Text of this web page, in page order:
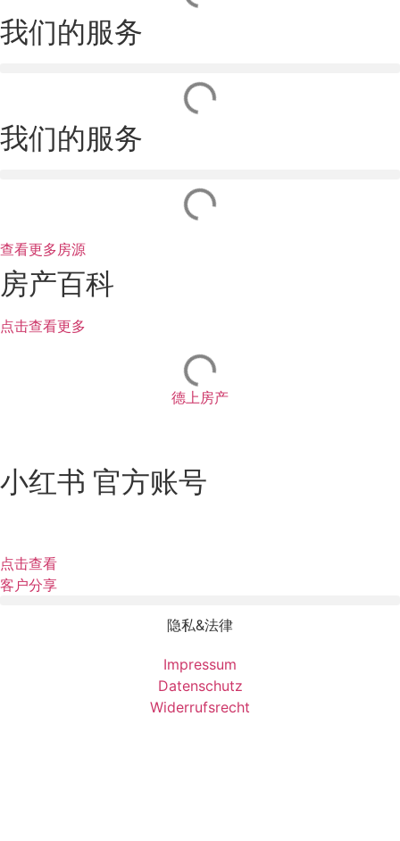
我们的服务
我们的服务
查看更多房源
房产百科
点击查看更多
德上房产
小红书 官方账号
点击查看
客户分享
隐私&法律
Impressum
Datenschutz
Widerrufsrecht